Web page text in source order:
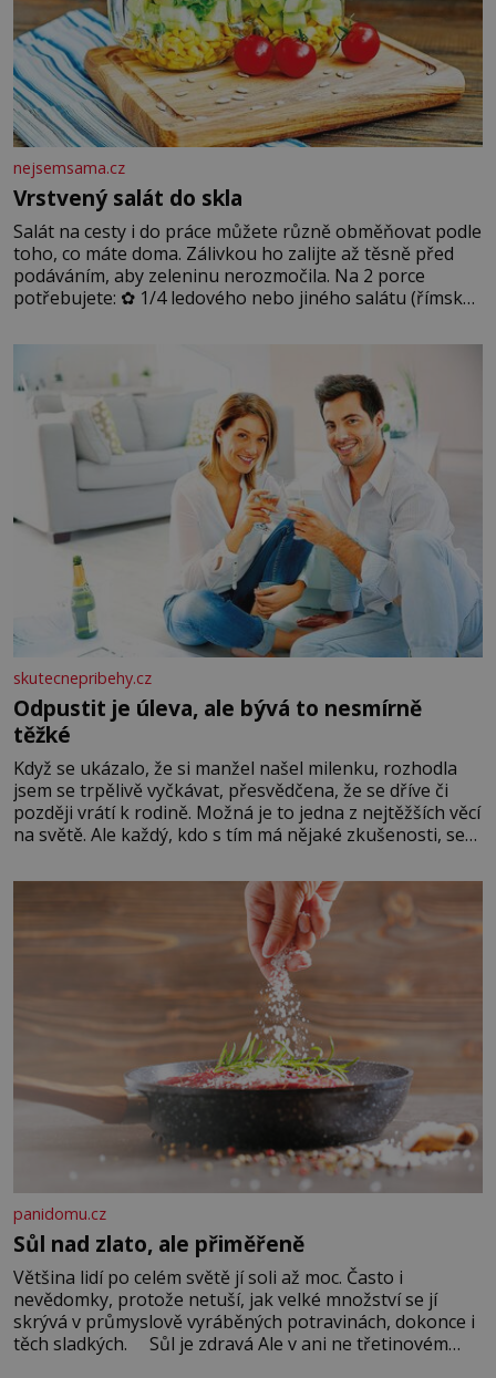
nejsemsama.cz
Vrstvený salát do skla
Salát na cesty i do práce můžete různě obměňovat podle
toho, co máte doma. Zálivkou ho zalijte až těsně před
podáváním, aby zeleninu nerozmočila. Na 2 porce
potřebujete: ✿ 1/4 ledového nebo jiného salátu (římský
okurky ✿ 2 rajčata Zálivka: ✿ 4 lžíce olivového oleje ✿ 1
lžíci citronové šťávy ✿ ½ stroužku
skutecnepribehy.cz
Odpustit je úleva, ale bývá to nesmírně
těžké
Když se ukázalo, že si manžel našel milenku, rozhodla
jsem se trpělivě vyčkávat, přesvědčena, že se dříve či
později vrátí k rodině. Možná je to jedna z nejtěžších věcí
na světě. Ale každý, kdo s tím má nějaké zkušenosti, se
Když se ke mně doneslo, že si manžel pořídil milenku,
panidomu.cz
Sůl nad zlato, ale přiměřeně
Většina lidí po celém světě jí soli až moc. Často i
nevědomky, protože netuší, jak velké množství se jí
skrývá v průmyslově vyráběných potravinách, dokonce i
těch sladkých. Sůl je zdravá Ale v ani ne třetinovém